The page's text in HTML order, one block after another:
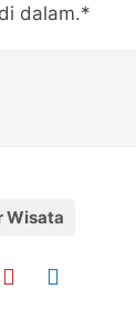
dalam.*
Wisata